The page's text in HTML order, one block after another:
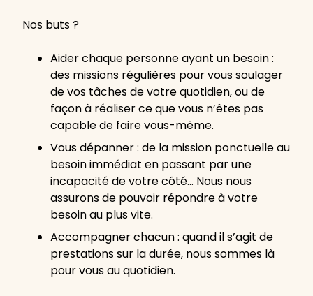
Nos buts ?
Aider chaque personne ayant un besoin :
des missions régulières pour vous soulager
de vos tâches de votre quotidien, ou de
façon à réaliser ce que vous n’êtes pas
capable de faire vous-même.
Vous dépanner : de la mission ponctuelle au
besoin immédiat en passant par une
incapacité de votre côté… Nous nous
assurons de pouvoir répondre à votre
besoin au plus vite.
Accompagner chacun : quand il s’agit de
prestations sur la durée, nous sommes là
pour vous au quotidien.